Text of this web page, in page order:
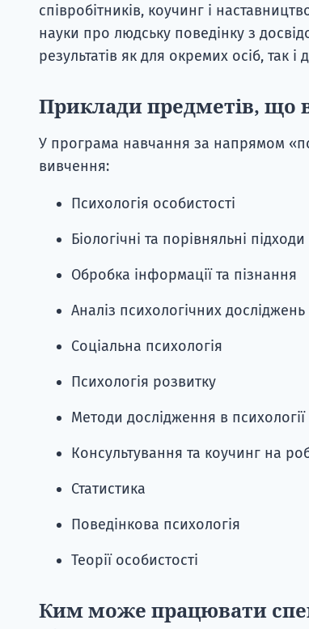
співробітників, коучинг і
науки про людську поведінку з
результатів як для окремих осіб, так і
Приклади предметів, що
У програма навчання за напрямом
вивчення:
Психологія особистості
Біологічні та порівняльні
Обробка інформації та пізнання
Аналіз психологічних досліджень
Соціальна психологія
Психологія розвитку
Методи дослідження в психології
Консультування та коучинг на
Статистика
Поведінкова психологія
Теорії особистості
Ким може працювати